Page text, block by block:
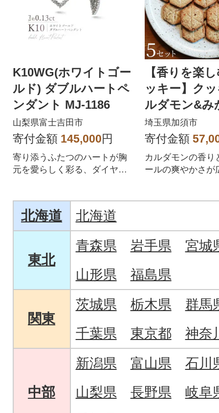
K10WG(ホワイトゴー
ルド) ダブルハートペ
ンダント MJ-1186
山梨県富士吉田市
寄付金額 145,000円
寄り添うふたつのハートが胸
元を愛らしく彩る、ダイヤモ
【香りを楽
ッキー】ク
ルダモン&み
ル」5セット
埼玉県加須市
寄付金額
カルダモンの香り
ールの爽やかさが
北海道 北海道
東北
青森県 岩手県
宮城
山形県
福島県
関東
茨城県 栃木県
群馬
千葉県
東京都 神奈
中部
新潟県 富山県
石川
山梨県
長野県
岐阜